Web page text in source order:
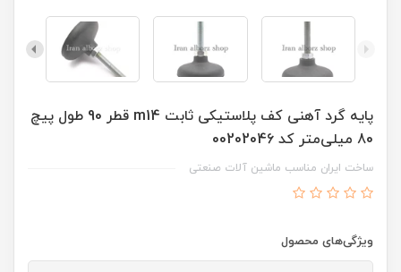
پایه گرد آهنی کف پلاستیکی ثابت m14 قطر 90 طول پیچ
80 میلی‌متر کد 00202046
ساخت ایران مناسب ماشین آلات صنعتی
ویژگی‌های محصول